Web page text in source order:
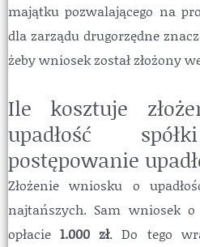
majątku pozwalającego na
dla zarządu drugorzędne
żeby wniosek został złożony
Ile kosztuje
upadłość
postępowanie
Złożenie wniosku o
najtańszych. Sam wniosek o
opłacie 1.000 zł. Do tego